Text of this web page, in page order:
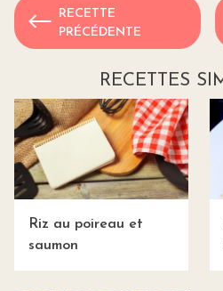
RECETTE
PRÉCÉDENTE
RECETTES
Riz au poireau et
saumon